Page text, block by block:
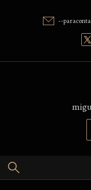
--